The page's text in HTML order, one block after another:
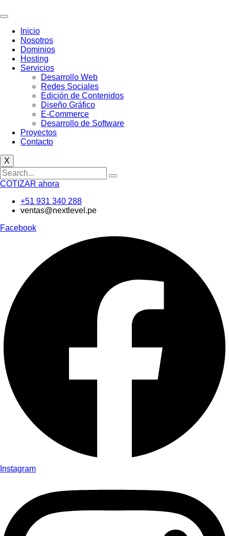
Inicio
Nosotros
Dominios
Hosting
Servicios
Desarrollo Web
Redes Sociales
Edición de Contenidos
Diseño Gráfico
E-Commerce
Desarrollo de Software
Proyectos
Contacto
X
COTIZAR ahora
+51 931 340 288
ventas@nextlevel.pe
Facebook
Instagram